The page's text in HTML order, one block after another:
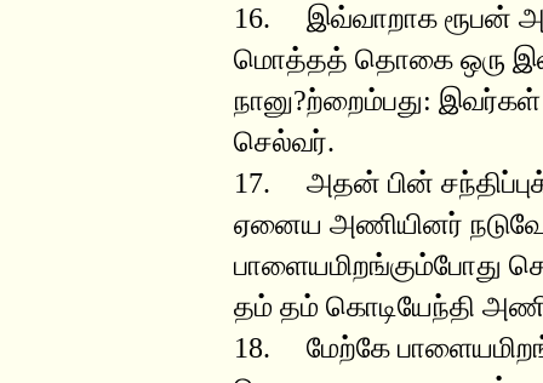
16. இவ்வாறாக ரூபன்
மொத்தத் தொகை ஒரு
நானு?ற்றைம்பது:
செல்வர்.
17. அதன் பின்
ஏனைய அணியினர்
பாளையமிறங்கும்போது
தம் தம் கொடியேந்தி
18. மேற்கே